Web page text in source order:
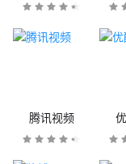
腾讯视频